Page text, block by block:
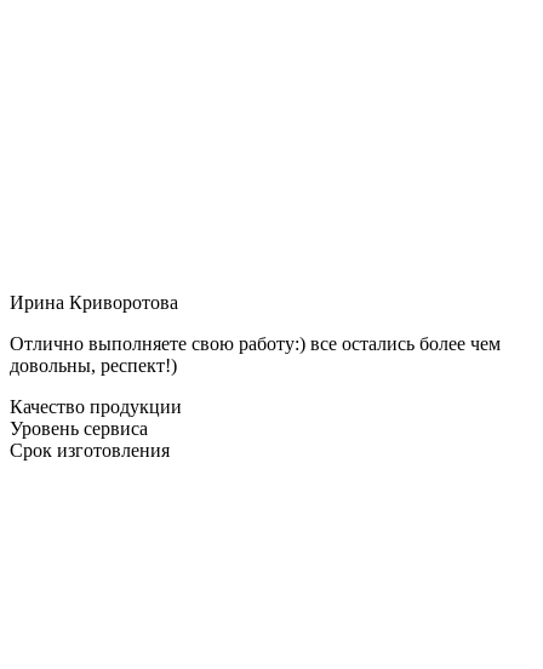
Ирина Криворотова
Отлично выполняете свою работу:) все остались более чем
довольны, респект!)
Качество продукции
Уровень сервиса
Срок изготовления